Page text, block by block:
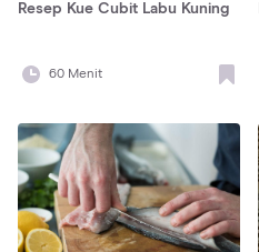
Resep Kue Cubit Labu Kuning
60 Menit